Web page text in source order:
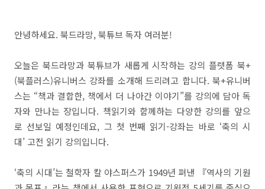
안녕하세요. 북드라망, 북튜브 독자 여러분!
오늘은 북드라망과 북튜브가 새롭게 시작하는 강의 플랫폼 북+
(북플러스)유니버스 강좌를 소개해 드리려고 합니다. 북+유니버
스는 “책과 결합한, 책에서 더 나아간 이야기”를 강의에 담아 독
자와 만나는 장입니다. 책읽기와 함께하는 다양한 강의를 앞으
로 선보일 예정인데요, 그 첫 번째 읽기-강좌는 바로 ‘축의 시
대’ 고전 읽기 강의입니다.
‘축의 시대’는 철학자 칼 야스퍼스가 1949년 펴낸 『역사의 기원